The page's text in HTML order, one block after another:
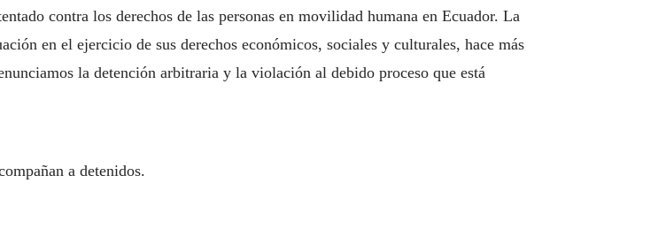
contra los derechos de las personas en movilidad humana en Ecuador. La
en el ejercicio de sus derechos económicos, sociales y culturales, hace más
la detención arbitraria y la violación al debido proceso que está
a detenidos.